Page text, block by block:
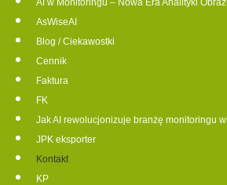
AsWiseAI
Blog / Ciekawostki
Cennik
Faktura
FK
Jak AI rewolucjonizuje branżę monitoringu
JPK eksporter
Kontakt
KP